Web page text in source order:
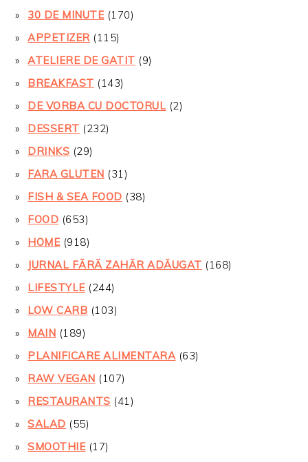
30 DE MINUTE(170)
APPETIZER(115)
ATELIERE DE GATIT (9)
BREAKFAST (143)
DE VORBA CU DOCTORUL (2)
DESSERT (232)
DRINKS (29)
FARA GLUTEN (31)
FISH & SEA FOOD (38)
FOOD (653)
HOME(918)
JURNAL FĂRĂ ZAHĂR ADĂUGAT (168)
LIFESTYLE(244)
LOW CARB (103)
MAIN (189)
PLANIFICARE ALIMENTARA(63)
RAW VEGAN (107)
RESTAURANTS (41)
SALAD (55)
SMOOTHIE(17)